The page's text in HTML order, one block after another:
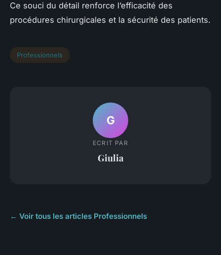
Ce souci du détail renforce l’efficacité des
procédures chirurgicales et la sécurité des patients.
Professionnels
G
ECRIT PAR
Giulia
← Voir tous les articles Professionnels